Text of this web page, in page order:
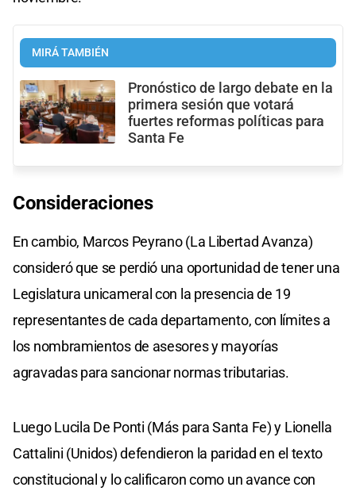
MIRÁ TAMBIÉN
Pronóstico de largo debate en la
primera sesión que votará
fuertes reformas políticas para
Santa Fe
Consideraciones
En cambio, Marcos Peyrano (La Libertad Avanza)
consideró que se perdió una oportunidad de tener una
Legislatura unicameral con la presencia de 19
representantes de cada departamento, con límites a
los nombramientos de asesores y mayorías
agravadas para sancionar normas tributarias.
Luego Lucila De Ponti (Más para Santa Fe) y Lionella
Cattalini (Unidos) defendieron la paridad en el texto
constitucional y lo calificaron como un avance con